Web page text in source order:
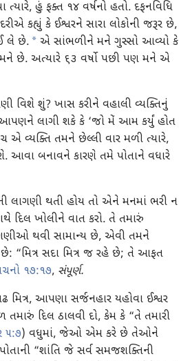
ત્યારે, હું ફક્ત ૧૪ વર્ષનો હતો. દફનવિધિ
કહ્યું કે ઈશ્વરને સારા લોકોની જરૂર છે,
લે છે. a એ સાંભળીને મને ગુસ્સો આવ્યો કે
છે. અત્યારે ૬૩ વર્ષો પછી પણ મને એ
વિશે શું? ખાસ કરીને વહાલી વ્યક્તિનું
લાગી શકે કે ‘જો મેં આમ કર્યું હોત
એ વ્યક્તિ તમને છેલ્લી વાર મળી ત્યારે,
આવા બનાવને કારણે તમે પોતાને વધારે
લાગણી થતી હોય તો એને મનમાં ભરી ન
દિલ ખોલીને વાત કરો. તે તમારું
થવી સામાન્ય છે, એવી તમને
છે: “મિત્ર સદા મિત્ર જ રહે છે; તે આફત
૧૭:૧૭, સંપૂર્ણ.
મિત્ર, આપણા સર્જનહાર યહોવા ઈશ્વર
તમારું દિલ ઠાલવી દો, કેમ કે “તે તમારી
૫:૭) વધુમાં, જેઓ એમ કરે છે તેઓને
“શાંતિ જે સર્વ સમજશક્તિની